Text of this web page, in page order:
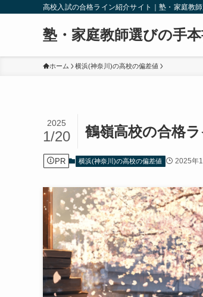
高校入試の合格ライン紹介サイト｜塾・家庭教
塾・家庭教師選びの手
ホーム 横浜(神奈川)の高校の偏差値
鶴嶺高校の合格
2025
1/20
PR 横浜(神奈川)の高校の偏差値 2025年